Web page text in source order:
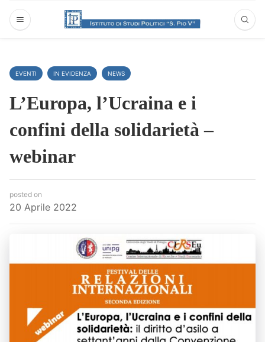
EVENTI IN EVIDENZA NEWS
L’Europa, l’Ucraina e i
confini della solidarietà –
webinar
posted on
20 Aprile 2022